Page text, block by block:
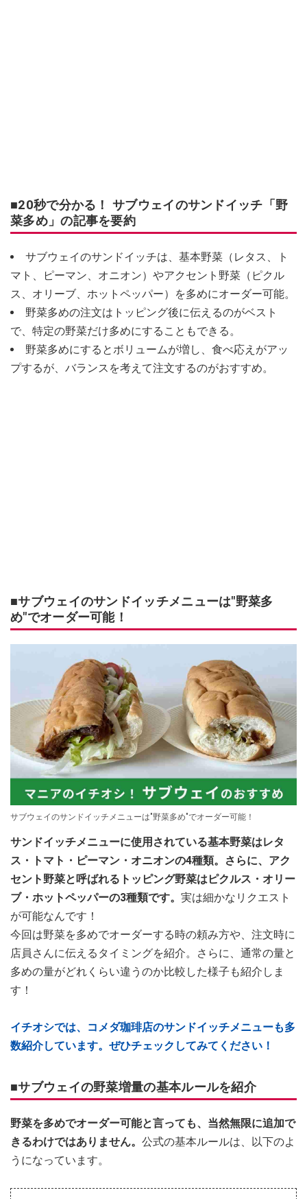
■20秒で分かる！ サブウェイのサンドイッチ「野
菜多め」の記事を要約
サブウェイのサンドイッチは、基本野菜（レタス、ト
マト、ピーマン、オニオン）やアクセント野菜（ピクル
ス、オリーブ、ホットペッパー）を多めにオーダー可能。
野菜多めの注文はトッピング後に伝えるのがベスト
で、特定の野菜だけ多めにすることもできる。
野菜多めにするとボリュームが増し、食べ応えがアッ
プするが、バランスを考えて注文するのがおすすめ。
■サブウェイのサンドイッチメニューは"野菜多
め"でオーダー可能！
サブウェイのサンドイッチメニューは"野菜多め"でオーダー可能！
サンドイッチメニューに使用されている基本野菜はレタ
ス・トマト・ピーマン・オニオンの4種類。さらに、アク
セント野菜と呼ばれるトッピング野菜はピクルス・オリー
ブ・ホットペッパーの3種類です。 実は細かなリクエスト
が可能なんです！
今回は野菜を多めでオーダーする時の頼み方や、注文時に
店員さんに伝えるタイミングを紹介。さらに、通常の量と
多めの量がどれくらい違うのか比較した様子も紹介しま
す！
イチオシでは、コメダ珈琲店のサンドイッチメニューも多
数紹介しています。ぜひチェックしてみてください！
■サブウェイの野菜増量の基本ルールを紹介
野菜を多めでオーダー可能と言っても、当然無限に追加で
きるわけではありません。 公式の基本ルールは、以下のよ
うになっています。